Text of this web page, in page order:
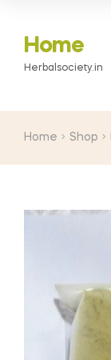
Home
Herbalsociety.in
Home Shop